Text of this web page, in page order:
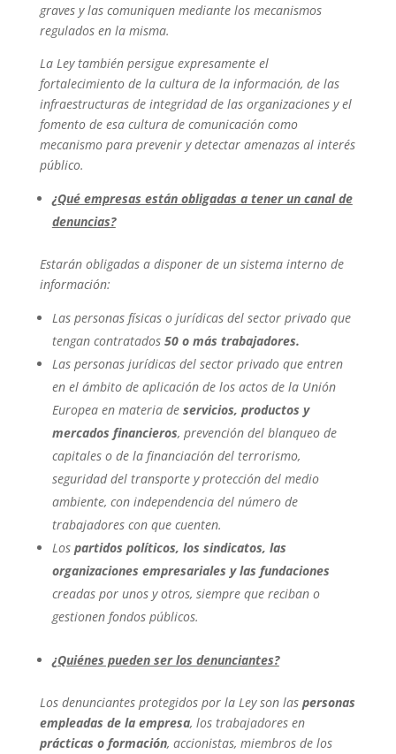
graves y las comuniquen mediante los mecanismos
regulados en la misma.
La Ley también persigue expresamente el
fortalecimiento de la cultura de la información, de las
infraestructuras de integridad de las organizaciones y el
fomento de esa cultura de comunicación como
mecanismo para prevenir y detectar amenazas al interés
público.
¿Qué empresas están obligadas a tener un canal de
denuncias?
Estarán obligadas a disponer de un sistema interno de
información:
Las personas físicas o jurídicas del sector privado que
tengan contratados 50 o más trabajadores.
Las personas jurídicas del sector privado que entren
en el ámbito de aplicación de los actos de la Unión
Europea en materia de servicios, productos y
mercados financieros, prevención del blanqueo de
capitales o de la financiación del terrorismo,
seguridad del transporte y protección del medio
ambiente, con independencia del número de
trabajadores con que cuenten.
Los partidos políticos, los sindicatos, las
organizaciones empresariales y las fundaciones
creadas por unos y otros, siempre que reciban o
gestionen fondos públicos.
¿Quiénes pueden ser los denunciantes?
Los denunciantes protegidos por la Ley son las personas
empleadas de la empresa, los trabajadores en
prácticas o formación, accionistas, miembros de los